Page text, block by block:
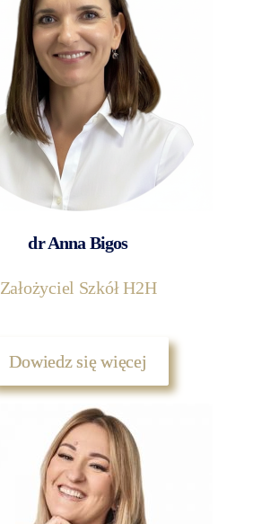
dr Anna Bigos
Założyciel Szkół H2H
Dowiedz się więcej